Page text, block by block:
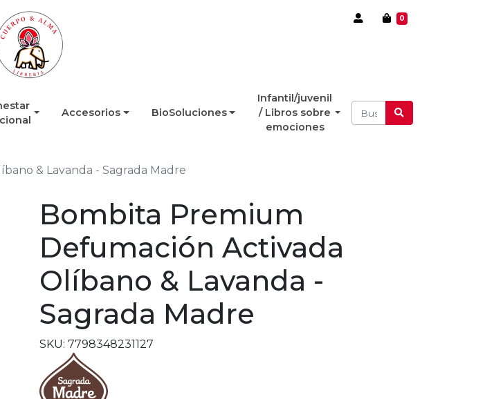
0
Accesorios BioSoluciones
Infantil/juvenil
/ Libros sobre
emociones
& Lavanda - Sagrada Madre
Bombita Premium
Defumación Activada
Olíbano & Lavanda -
Sagrada Madre
SKU: 7798348231127